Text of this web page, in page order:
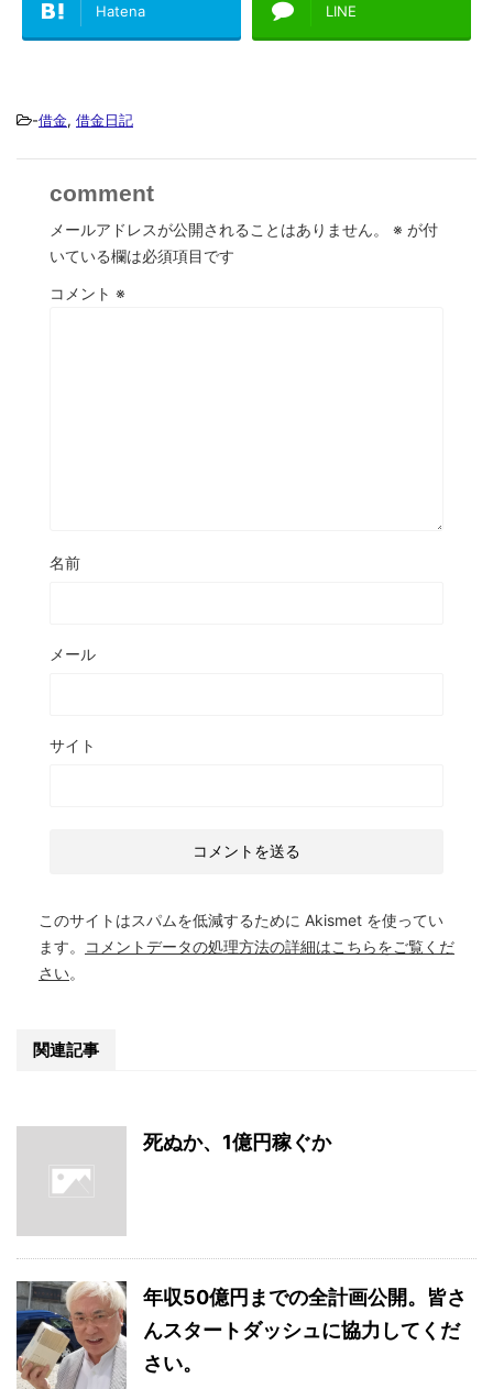
Hatena LINE
-借金, 借金日記
comment
メールアドレスが公開されることはありません。 ※ が付
いている欄は必須項目です
コメント ※
名前
メール
サイト
このサイトはスパムを低減するために Akismet を使ってい
ます。
コメントデータの処理方法の詳細はこちらをご覧くだ
さい。
関連記事
死ぬか、1億円稼ぐか
年収50億円までの全計画公開。皆さ
んスタートダッシュに協力してくだ
さい。